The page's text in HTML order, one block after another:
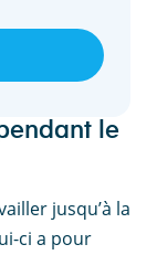
le
jusqu’à la
ci a pour